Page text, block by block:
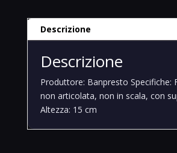
Descrizione
Descrizione
Produttore: Banpresto Specifiche:
non articolata, non in scala, con
Altezza: 15 cm